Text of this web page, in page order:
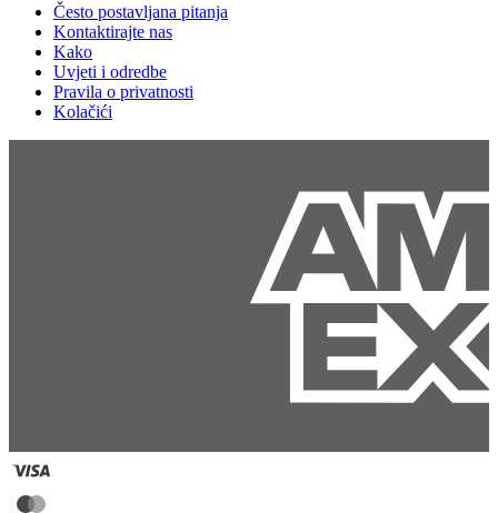
Često postavljana pitanja
Kontaktirajte nas
Kako
Uvjeti i odredbe
Pravila o privatnosti
Kolačići